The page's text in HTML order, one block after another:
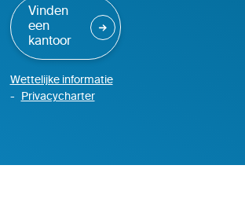
Vinden
een
kantoor
Wettelijke informatie
Privacycharter